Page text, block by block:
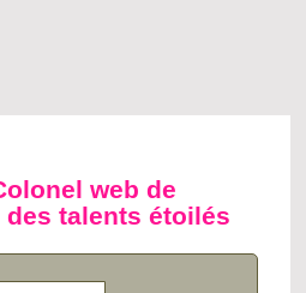
web de
talents étoilés